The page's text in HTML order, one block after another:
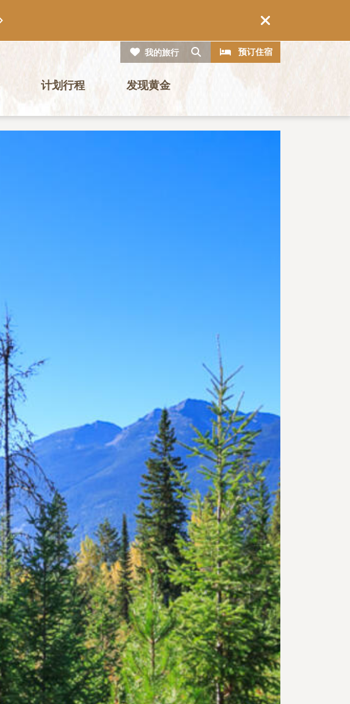
我的旅行 搜索CTA预订住宿
计划行程 发现黄金